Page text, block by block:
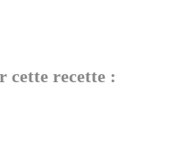
cette recette :